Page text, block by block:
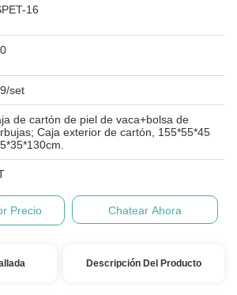
16
set
de cartón de piel de vaca+bolsa de
Caja exterior de cartón, 155*55*45
Precio Chatear Ahora
Descripción Del Producto